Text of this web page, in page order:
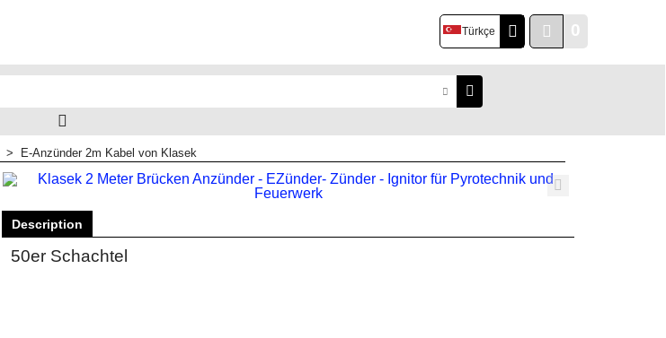
0
Türkçe
> E-Anzünder 2m Kabel von Klasek
Description
50er Schachtel